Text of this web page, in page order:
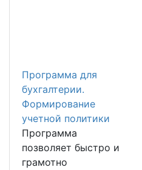
Программа для
бухгалтерии.
Формирование
учетной политики
Программа
позволяет быстро и
грамотно